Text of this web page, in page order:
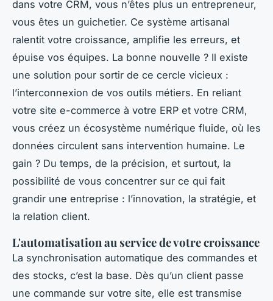
dans votre CRM, vous n’êtes plus un entrepreneur,
vous êtes un guichetier. Ce système artisanal
ralentit votre croissance, amplifie les erreurs, et
épuise vos équipes. La bonne nouvelle ? Il existe
une solution pour sortir de ce cercle vicieux :
l’interconnexion de vos outils métiers. En reliant
votre site e-commerce à votre ERP et votre CRM,
vous créez un écosystème numérique fluide, où les
données circulent sans intervention humaine. Le
gain ? Du temps, de la précision, et surtout, la
possibilité de vous concentrer sur ce qui fait
grandir une entreprise : l’innovation, la stratégie, et
la relation client.
L'automatisation au service de votre croissance
La synchronisation automatique des commandes et
des stocks, c’est la base. Dès qu’un client passe
une commande sur votre site, elle est transmise